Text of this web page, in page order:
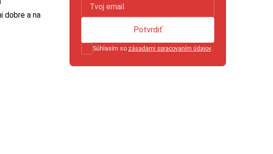
dobre a na
Súhlasím so zásadami spracovaním údajov.
Potvrdiť